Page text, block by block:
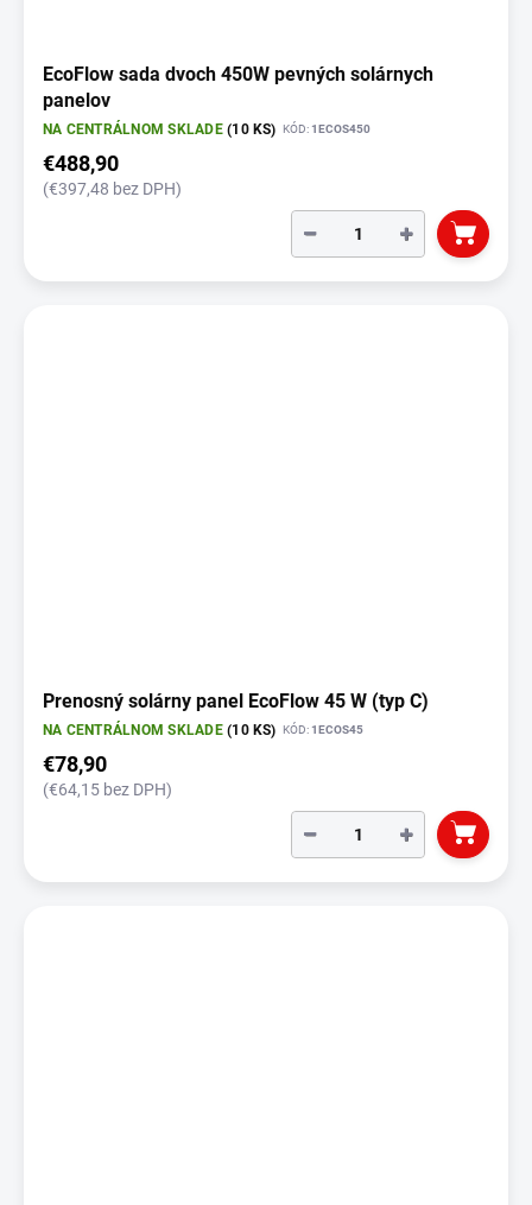
EcoFlow sada dvoch 450W pevných solárnych
panelov
NA CENTRÁLNOM SKLADE(10 KS) KÓD:1ECOS450
€488,90
(€397,48 bez DPH)
+
−
Prenosný solárny panel EcoFlow 45 W (typ C)
NA CENTRÁLNOM SKLADE(10 KS) KÓD:1ECOS45
€78,90
(€64,15 bez DPH)
+
−